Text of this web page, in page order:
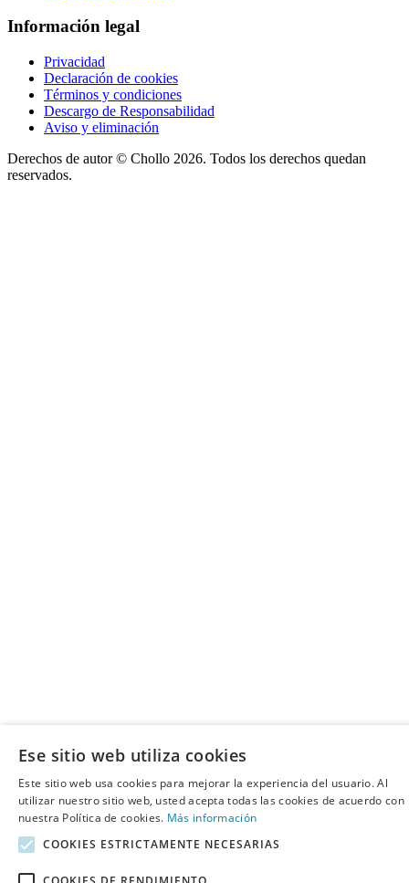
Información legal
Privacidad
Declaración de cookies
Términos y condiciones
Descargo de Responsabilidad
Aviso y eliminación
Derechos de autor © Chollo 2026. Todos los derechos quedan
reservados.
Ese sitio web utiliza cookies
Este sitio web usa cookies para mejorar la experiencia del usuario. Al
utilizar nuestro sitio web, usted acepta todas las cookies de acuerdo con
nuestra Política de cookies. Más información
COOKIES ESTRICTAMENTE NECESARIAS